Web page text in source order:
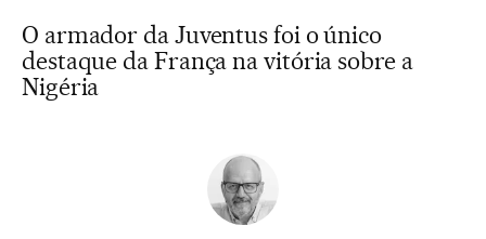
O armador da Juventus foi o único
destaque da França na vitória sobre a
Nigéria